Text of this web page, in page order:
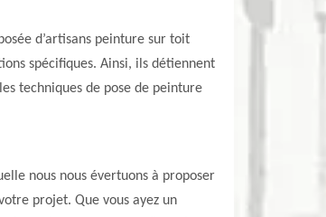
d’artisans peinture sur toit
spécifiques. Ainsi, ils détiennent
techniques de pose de peinture
nous nous évertuons à proposer
projet. Que vous ayez un